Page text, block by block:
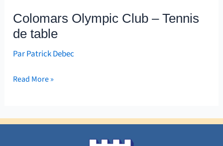
Colomars Olympic Club – Tennis
de table
ParPatrick Debec
Read More »